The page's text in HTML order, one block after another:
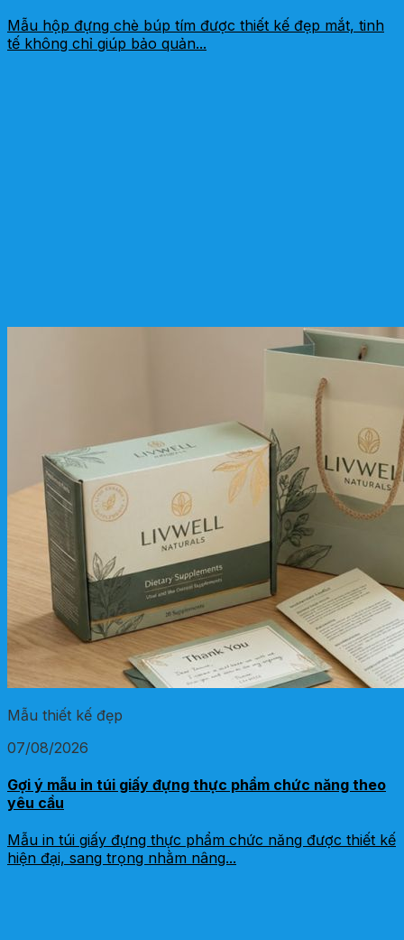
Mẫu hộp đựng chè búp tím được thiết kế đẹp mắt, tinh
tế không chỉ giúp bảo quản...
Mẫu thiết kế đẹp
07/08/2026
Gợi ý mẫu in túi giấy đựng thực phẩm chức năng theo
yêu cầu
Mẫu in túi giấy đựng thực phẩm chức năng được thiết kế
hiện đại, sang trọng nhằm nâng...